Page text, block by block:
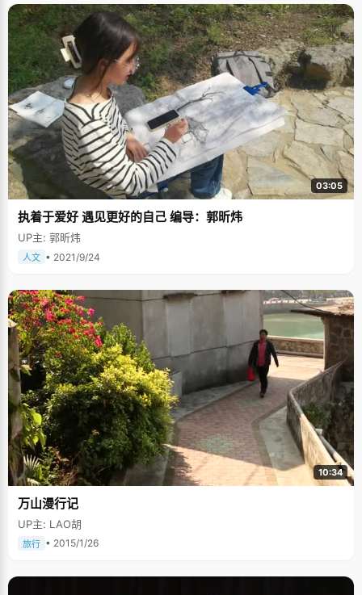
03:05
执着于爱好 遇见更好的自己 编导：郭昕炜
UP主: 郭昕炜
人文 • 2021/9/24
10:34
万山漫行记
UP主: LAO胡
旅行 • 2015/1/26